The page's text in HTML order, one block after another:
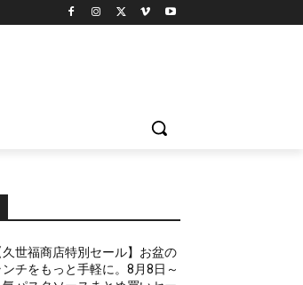
久世福商店特別セール】お盆の
ンチをもっと手軽に。8月8日～